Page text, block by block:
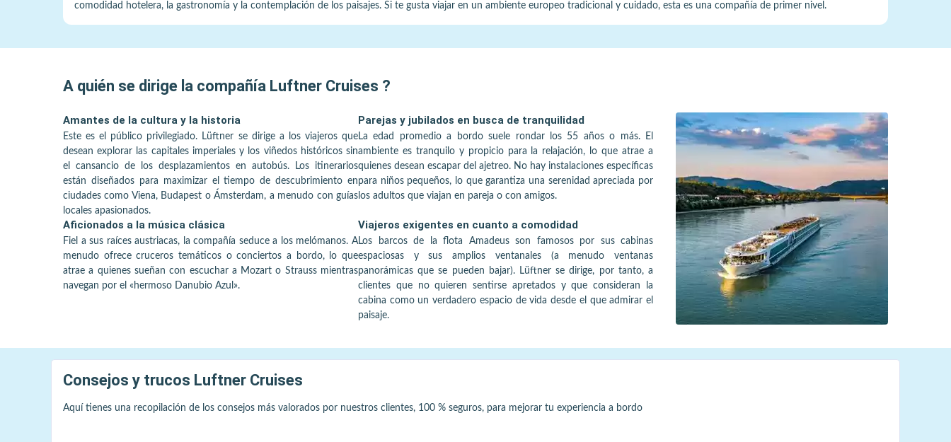
comodidad hotelera, la gastronomía y la contemplación de los paisajes. Si te gusta viajar en un ambiente europeo tradicional y cuidado, esta es una compañía de primer nivel.
A quién se dirige la compañía Luftner Cruises ?
Amantes de la cultura y la historia
Este es el público privilegiado. Lüftner se dirige a los viajeros que
desean explorar las capitales imperiales y los viñedos históricos sin
el cansancio de los desplazamientos en autobús. Los itinerarios
están diseñados para maximizar el tiempo de descubrimiento en
ciudades como Viena, Budapest o Ámsterdam, a menudo con guías
locales apasionados.
Parejas y jubilados en busca de tranquilidad
La edad promedio a bordo suele rondar los 55 años o más. El
ambiente es tranquilo y propicio para la relajación, lo que atrae a
quienes desean escapar del ajetreo. No hay instalaciones específicas
para niños pequeños, lo que garantiza una serenidad apreciada por
los adultos que viajan en pareja o con amigos.
Aficionados a la música clásica
Fiel a sus raíces austriacas, la compañía seduce a los melómanos. A
menudo ofrece cruceros temáticos o conciertos a bordo, lo que
atrae a quienes sueñan con escuchar a Mozart o Strauss mientras
navegan por el «hermoso Danubio Azul».
Viajeros exigentes en cuanto a comodidad
Los barcos de la flota Amadeus son famosos por sus cabinas
espaciosas y sus amplios ventanales (a menudo ventanas
panorámicas que se pueden bajar). Lüftner se dirige, por tanto, a
clientes que no quieren sentirse apretados y que consideran la
cabina como un verdadero espacio de vida desde el que admirar el
paisaje.
Consejos y trucos Luftner Cruises
Aquí tienes una recopilación de los consejos más valorados por nuestros clientes, 100 % seguros, para mejorar tu experiencia a bordo